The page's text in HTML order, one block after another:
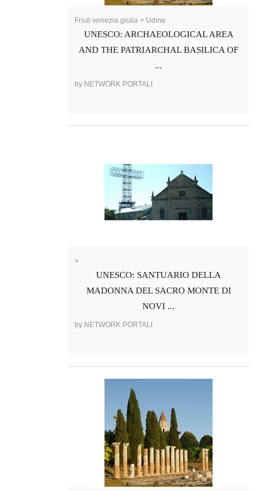
Friuli venezia giulia > Udine
UNESCO: ARCHAEOLOGICAL AREA
AND THE PATRIARCHAL BASILICA OF
...
by NETWORK PORTALI
>
UNESCO: SANTUARIO DELLA
MADONNA DEL SACRO MONTE DI
NOVI ...
by NETWORK PORTALI